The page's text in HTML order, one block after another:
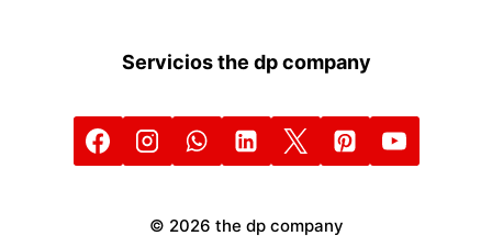
Servicios the dp company
© 2026 the dp company